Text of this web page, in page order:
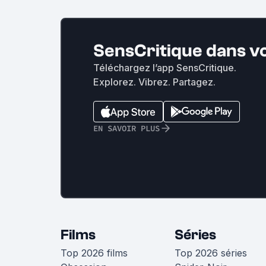
SensCritique dans
Téléchargez l’app SensCritique.
Explorez. Vibrez. Partagez.
EN SAVOIR PLUS
Films
Top 2026 films
Séries
Top 2026 séries